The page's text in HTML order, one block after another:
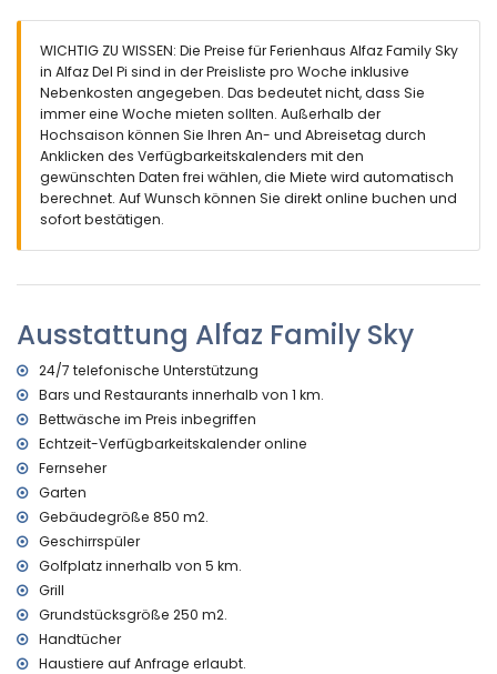
Badezimmer mit Einzelwaschbecken, Dusche, Toilette und
Föhn
Aussen
eingezäuntes Grundstück
privater Pool mit Abmessungen: 10M x 5M und 2M Tiefe
Garten mit Kies, Bäumen und Gartenmöbel mit
Sonnenliegen
2 Terrassen, wovon 1 überdacht
Barbecue
nächster Ort Alfaz del Pi (innerhalb von 500 Metern des
Ferienhauses)
nächste(s) Ufer oder Küste innerhalb von 2 Kilometern des
nächster Strand Albir (innerhalb von 2 Kilometern des
Ferienhauses)
nächster Hafen Altea (innerhalb von 5 Kilometern des
Ferienhauses)
nächster Flughafen Alicante (innerhalb von 100 Kilometern
des Ferienhauses)
zweitnächster Flughafen Valencia ( > 100 Kilometern des
Ferienhauses)
öffentliche Verkehrsmittel Bus innerhalb von 500 Metern und
Zug innerhalb von 1000 Metern des Ferienhauses
nachfragen ob Haustiere erlaubt sind
Die Unterkunft ist sehr geeignet für Familien mit Kindern
WICHTIG ZU WISSEN: Die Preise für Ferienhaus Alfaz Family Sky
in Alfaz Del Pi sind in der Preisliste pro Woche inklusive
Nebenkosten angegeben. Das bedeutet nicht, dass Sie
immer eine Woche mieten sollten. Außerhalb der
Hochsaison können Sie Ihren An- und Abreisetag durch
Anklicken des Verfügbarkeitskalenders mit den
gewünschten Daten frei wählen, die Miete wird automatisch
berechnet. Auf Wunsch können Sie direkt online buchen und
sofort bestätigen.
Ausstattung Alfaz Family Sky
24/7 telefonische Unterstützung
Bars und Restaurants innerhalb von 1 km.
Bettwäsche im Preis inbegriffen
Echtzeit-Verfügbarkeitskalender online
Fernseher
Garten
Gebäudegröße 850 m2.
Geschirrspüler
Golfplatz innerhalb von 5 km.
Grill
Grundstücksgröße 250 m2.
Handtücher
Haustiere auf Anfrage erlaubt.